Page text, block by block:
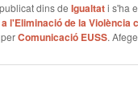
dins de Igualtati s'ha
l'Eliminació de la Violència
Comunicació EUSS.